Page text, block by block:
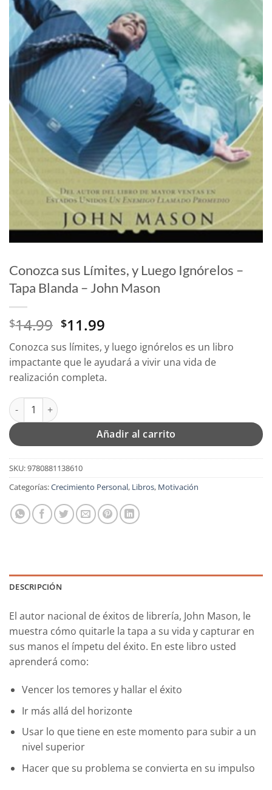
Conozca sus Límites, y Luego Ignórelos –
Tapa Blanda – John Mason
$14.99 El
precio
original
era:
$14.99.
$11.99
precio
actual
es:
$11.99.
Conozca sus límites, y luego ignórelos es un libro
impactante que le ayudará a vivir una vida de
realización completa.
Conozca sus Límites, y Luego Ignórelos - Tapa Blanda - John
Añadir al carrito
SKU:9780881138610
Categorías:Crecimiento Personal, Libros, Motivación
DESCRIPCIÓN
El autor nacional de éxitos de librería, John Mason, le
muestra cómo quitarle la tapa a su vida y capturar en
sus manos el ímpetu del éxito. En este libro usted
aprenderá como:
Vencer los temores y hallar el éxito
Ir más allá del horizonte
Usar lo que tiene en este momento para subir a un
nivel superior
Hacer que su problema se convierta en su impulso